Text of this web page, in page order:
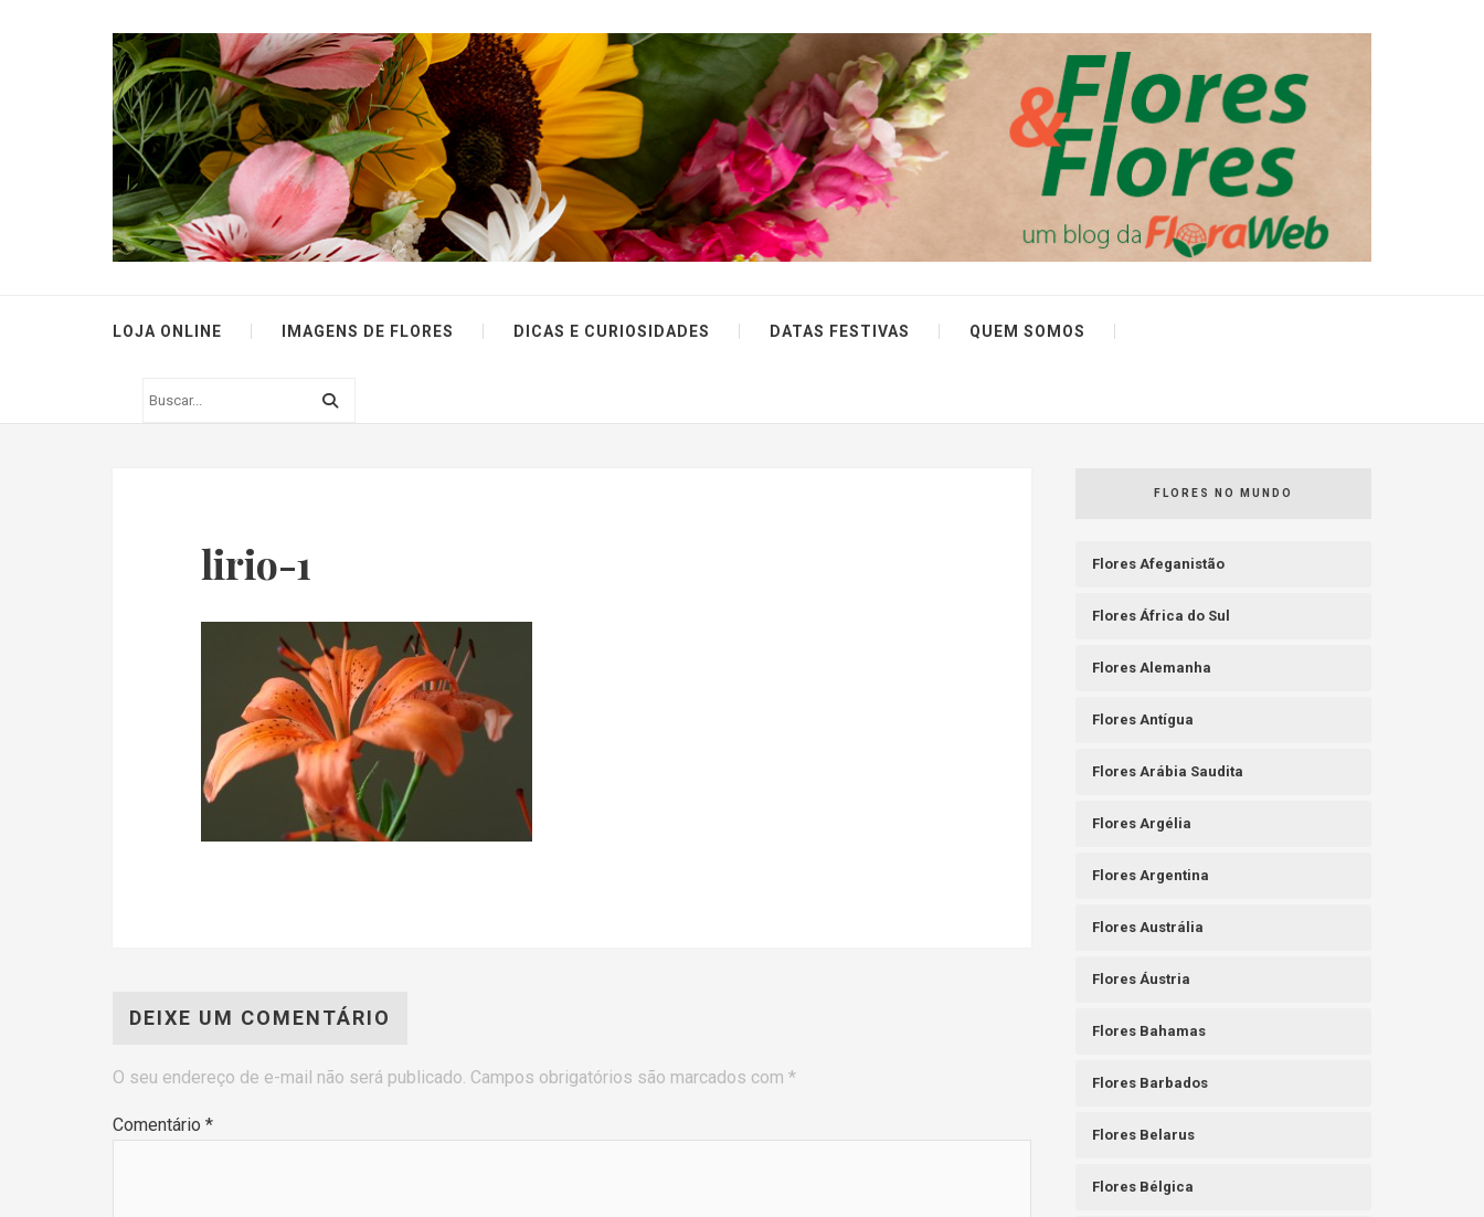
LOJA ONLINE IMAGENS DE FLORES DICAS E CURIOSIDADES DATAS FESTIVAS QUEM SOMOS
lirio-1
DEIXE UM COMENTÁRIO
O seu endereço de e-mail não será publicado. Campos obrigatórios são marcados com *
Comentário *
FLORES NO MUNDO
Flores Afeganistão
Flores África do Sul
Flores Alemanha
Flores Antígua
Flores Arábia Saudita
Flores Argélia
Flores Argentina
Flores Austrália
Flores Áustria
Flores Bahamas
Flores Barbados
Flores Belarus
Flores Bélgica